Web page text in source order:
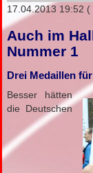
17.04.2013 19:52 (
Auch im
Nummer 1
Drei Medaillen
Besser hätten
die Deutschen